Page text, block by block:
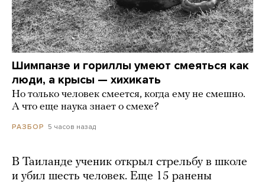
Шимпанзе и гориллы умеют смеяться как
люди, а крысы — хихикать
Но только человек смеется, когда ему не смешно.
А что еще наука знает о смехе?
РАЗБОР 5 часов назад
В Таиланде ученик открыл стрельбу в школе
и убил шесть человек. Еще 15 ранены